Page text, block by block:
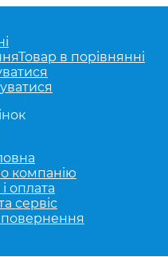
Товар в порівнянні
компанію
оплата
сервіс